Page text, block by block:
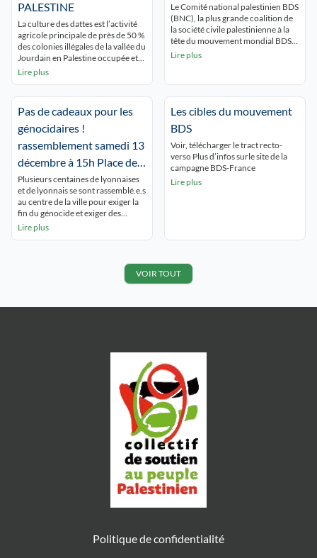
PALESTINE
La culture des dattes est l’activité
agricole principale de près de 50 %
des colonies illégales de la vallée du
Jourdain en Palestine occupée et
contribue fortement à leur viabilité
seule 4% de la terre est cultivée par
des palestiniens […]
Lire plus
Le Comité national palestinien BDS
(BNC), la plus grande coalition de
la société civile palestinienne à la
tête du mouvement mondial BDS,
condamne l’agression militaire
violation de sa souveraineté, le
droit à l’autodétermination du
peuple vénézuélien et le droit
solidaires des peuples
vénézuéliens […]
Lire plus
Pas de cadeaux pour les
génocidaires !
rassemblement samedi 13
décembre à 15h Place de
la République lyon 2
Plusieurs centaines de lyonnaises
et de lyonnais se sont rassemblé.e.s
au centre de la ville pour exiger la
fin du génocide et exiger des
sanctions ontre Israël, car Macron
prises de paroles ont eu lieu pour
dénoncer les marques complices
Lire plus
Les cibles du mouvement
BDS
Voir, télécharger le tract recto-
verso Plus d’infos surle site de la
campagne BDS-France
Lire plus
VOIR TOUT
Politique de confidentialité